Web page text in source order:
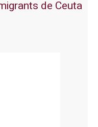
de Ceuta